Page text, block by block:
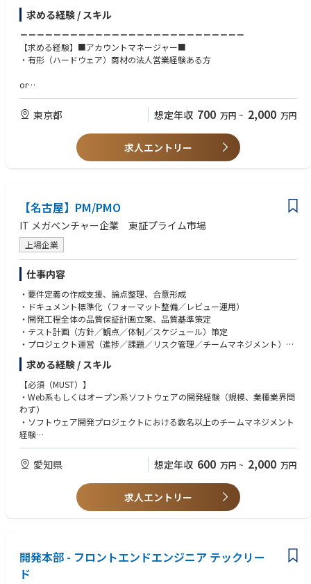
ム文化
◤成長環境◢
・東京大学との共同研究・輪読会、社内技術勉強会を定期開催
用補助制度
・固定学習プラットフォームに縛られず、目的に応じた柔軟な学びが可能
・全社員にChatGPTアカウントを付与し、生成AI活用を推進
・最新技術への取り組みと、自社プロダクト開発にも関与可能
◤働きやすさ◢
・ハイブリッド／リモート勤務可、休暇制度は大手企業水準
・社会保険完備、協会けんぽ加入、健康診断や予防接種（家族含む）も全
額補助
・通勤交通費・出張・研修旅費などの各種手当、住宅・育児サポートも充
実
値の高い技術領域を増やし続けられます。扱う対象は個別製品ではなく、
顧客のセキュリティアーキテクチャ全体です。
・市場リーダーとしての製品力があり、誇りを持って提案できます。
市場リーダーであるため、比較検討の初期段階から候補に入る案件が多く
あります。さらに製品品質が高いことから、PoV（評価導入）まで進んだ
た状態で顧客に向き合える、技術者として納得感のある環境です。
・プレゼンテーションと技術検証の両方が求められるロールです。
まず、顧客の実務担当者から経営層まで、それぞれに向けたプレゼンテー
ションでソリューションの価値を言語化して伝えます。そのうえで PoV
（Proof of Value：評価導入）を顧客環境で実施し、結果を PoV レポート
またはセキュリティアセスメントレポートとして提示するのが標準的な流
れです。伝える力と、手を動かす技術力の両方が評価されるポジションで
適性やご希望に応じて、セミナーやイベントでの登壇、技術セッションで
の発信などを通じて、CrowdStrike ソリューションの認知と魅力を広げる
役割も担っていただけます。担当顧客の中だけで完結せず、市場に向けて
技術的な発信ができるポジションです。
・一人で抱え込まない体制があり、技術的なキャッチアップがしやすい環
境です。
社内のチャットツールで海外のプロダクトマネージャーに技術仕様を直接
確認できるほか、製品領域によっては日本の製品専門 SE（Specialist SE）
と一緒に提案に入ります。チーム内でも互いにフォローし合う文化があ
り、担当領域が広くても、走りながら技術を習得していける環境です。
・SE チームの離職率が非常に低い組織です。
日本の SE メンバーは高いモチベーションを維持したまま長く在籍してお
り、離職はほとんど発生していません。今回の募集も退職ではなく、前任
者の昇進に伴う後任募集です。
CrowdStrike の SE 職には、Principal SE（SE の最上位職）、Specialist SE
（領域特化）、SE Manager（マネジメント）への複線的なキャリアパスが
あり、これらへの昇進・キャリアチェンジの実績があるチームです。
【クラウドストライクとは】
私たちの使命は「Stop breaches（情報漏洩を阻止する）」です。機械学
習や行動ベースの検知など、革新的な技術を採用しています。お客様は弊
社サービスを導入することで、自社を守るだけでなく、将来を見据えた対
策を行うことができます。当社は、技術、組織、人材に関して数々の賞を
受賞しており、業界でリーダーと認識されています。また、社員がプライ
ベートと仕事を両立できるよう、柔軟な勤務形態を提供しています。
行動する人材を求めています。チームは非常にオープンな雰囲気です。
日々、いかにお客様の課題を解決できるか、チャットや営業会議の中でオ
ープンにコミュニケーションしています。
＜主な業務内容・想定ポジション＞
日本市場における事業拡大に向け、サーバー製品をメインに、中長期的な
視点で顧客との関係構築を行い、ニーズの把握から最適なソリューション
提案、導入支援まで一貫して携わっていただきます。
います。
・アカウントマネージャー（もしくはプリセールス）：主要顧客のアカウ
ントマネジメントおよびビジネス拡大
日本市場は現在も順調に成長を続けており、事業拡大フェーズならではの
また、将来的なキャリアパスも多様で、営業・技術いずれの方向でも専門
性を高めていける点が大きな魅力です。
求める経験 / スキル
＝＝＝＝＝＝＝＝＝＝＝＝＝＝＝＝＝＝＝＝＝＝＝＝＝＝＝
【求める経験】■アカウントマネージャー■
・有形（ハードウェア）商材の法人営業経験ある方
or
【求める経験】■プリセールス■
・サーバー製品知識
・サーバー設定、操作の実務経験
・RHEL (RedHat 企業版）、VMware、HCIに関するスキル
＝＝＝＝＝＝＝＝＝＝＝＝＝＝＝＝＝＝＝＝＝＝＝＝＝＝＝
・IT、インターネット、キャリア通信関連業界、教育機関、大学関連もし
くは科学機関関連の人脈がある方は優遇
東京都 想定年収 700 万円 ~ 2,000 万円
求人エントリー
【名古屋】PM/PMO
IT メガベンチャー企業 東証プライム市場
上場企業
仕事内容
・要件定義の作成支援、論点整理、合意形成
・ドキュメント標準化（フォーマット整備／レビュー運用）
・開発工程全体の品質保証計画立案、品質基準策定
・テスト計画（方針／観点／体制／スケジュール）策定
・プロジェクト運営（進捗／課題／リスク管理／チームマネジメント）
・品質／ユーザビリティ向上の改善提案、施策推進
・AI活用戦略の企画、導入推進、運用設計
求める経験 / スキル
【必須（MUST）】
・Web系もしくはオープン系ソフトウェアの開発経験（規模、業種業界問
わず）
・ソフトウェア開発プロジェクトにおける数名以上のチームマネジメント
経験
【歓迎（WANT）】
・プロジェクトマネジメント経験
・お客様との折衝経験、交渉経験
・SI系のソフトウェア開発プロジェクトに携わった経験（言語問わず）
愛知県 想定年収 600 万円 ~ 2,000 万円
求人エントリー
開発本部 - フロントエンドエンジニア テックリー
ド